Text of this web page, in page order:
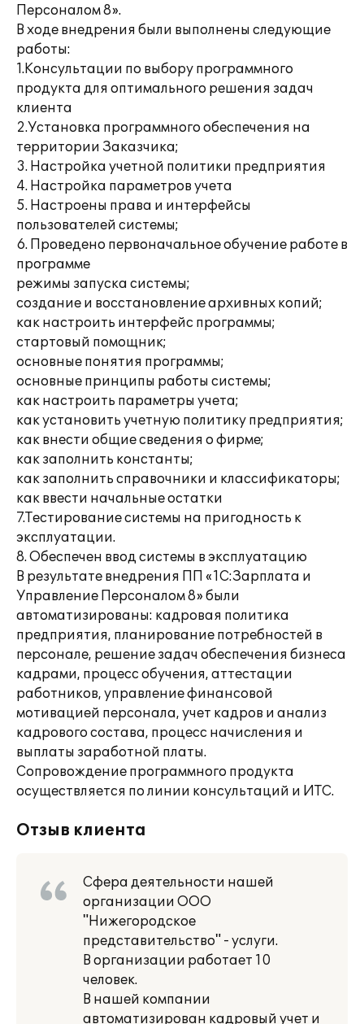
Персоналом 8».
В ходе внедрения были выполнены следующие
работы:
1.Консультации по выбору программного
продукта для оптимального решения задач
клиента
2.Установка программного обеспечения на
территории Заказчика;
3. Настройка учетной политики предприятия
4. Настройка параметров учета
5. Настроены права и интерфейсы
пользователей системы;
6. Проведено первоначальное обучение работе в
программе
режимы запуска системы;
создание и восстановление архивных копий;
как настроить интерфейс программы;
стартовый помощник;
основные понятия программы;
основные принципы работы системы;
как настроить параметры учета;
как установить учетную политику предприятия;
как внести общие сведения о фирме;
как заполнить константы;
как заполнить справочники и классификаторы;
как ввести начальные остатки
7.Тестирование системы на пригодность к
эксплуатации.
8. Обеспечен ввод системы в эксплуатацию
В результате внедрения ПП «1С:Зарплата и
Управление Персоналом 8» были
автоматизированы: кадровая политика
предприятия, планирование потребностей в
персонале, решение задач обеспечения бизнеса
кадрами, процесс обучения, аттестации
работников, управление финансовой
мотивацией персонала, учет кадров и анализ
кадрового состава, процесс начисления и
выплаты заработной платы.
Сопровождение программного продукта
осуществляется по линии консультаций и ИТС.
Отзыв клиента
Сфера деятельности нашей
организации ООО
"Нижегородское
представительство" - услуги.
В организации работает 10
человек.
В нашей компании
автоматизирован кадровый учет и